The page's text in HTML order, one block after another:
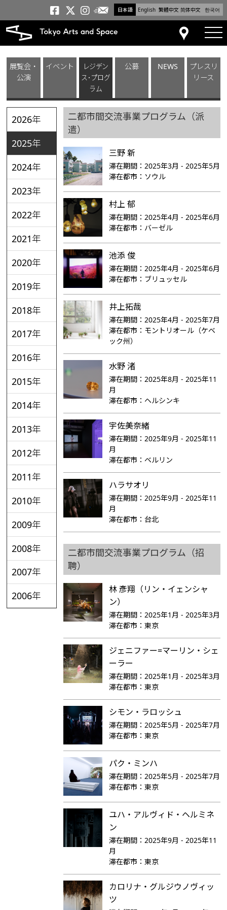
日本語 English 繁體中文 简体中文 한국어
トーキョーアーツアンド
トーキョーアーツアンド
トーキョーアーツア
メールニュース
アクセス
展覧会・
公演
イベント
レジデン
ス･プログ
ラム
公募 NEWS
プレスリ
リース
2026年
2025年
2024年
2023年
2022年
2021年
2020年
2019年
2018年
2017年
2016年
2015年
2014年
2013年
2012年
2011年
2010年
2009年
2008年
2007年
2006年
二都市間交流事業プログラム（派
遣）
三野 新
滞在期間： 2025年3月 - 2025年5月
滞在都市： ソウル
村上 郁
滞在期間：2025年4月 - 2025年6月
滞在都市： バーゼル
池添 俊
滞在期間：2025年4月 - 2025年6月
滞在都市： ブリュッセル
井上拓哉
滞在期間：2025年4月 - 2025年7月
滞在都市： モントリオール（ケベ
ック州）
水野 渚
滞在期間：2025年8月 - 2025年11
月
滞在都市： ヘルシンキ
宇佐美奈緒
滞在期間：2025年9月 - 2025年11
月
滞在都市： ベルリン
ハラサオリ
滞在期間：2025年9月 - 2025年11
月
滞在都市：台北
二都市間交流事業プログラム（招
聘）
林 彥翔（リン・イェンシャ
ン）
滞在期間：2025年1月 - 2025年3月
滞在都市：東京
ジェニファー=マーリン・シェ
ーラー
滞在期間：2025年1月 - 2025年3月
滞在都市：東京
シモン・ラロッシュ
滞在期間：2025年5月 - 2025年7月
滞在都市：東京
パク・ミンハ
滞在期間：2025年5月 - 2025年7月
滞在都市：東京
ユハ・アルヴィド・ヘルミネ
ン
滞在期間：2025年9月 - 2025年11
月
滞在都市：東京
カロリナ・グルジウノヴィッ
ツ